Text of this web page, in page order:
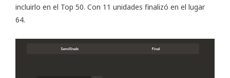
incluirlo en el Top 50. Con 11 unidades finalizó en el lugar
64.